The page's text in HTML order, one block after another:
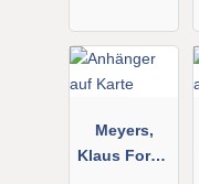
Meyers,
Klaus Forst-